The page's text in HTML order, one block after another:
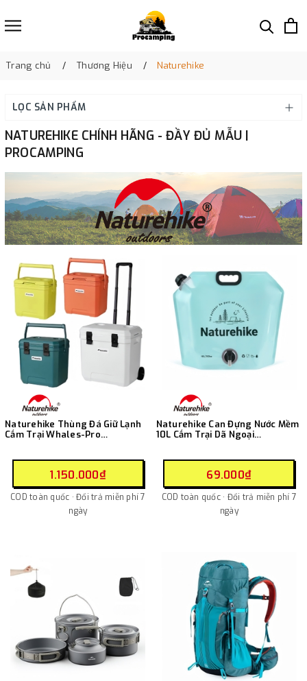
Trang chủ Thương Hiệu Naturehike
LỌC SẢN PHẨM
NATUREHIKE CHÍNH HÃNG - ĐẦY ĐỦ MẪU |
PROCAMPING
Naturehike Thùng Đá Giữ Lạnh
Cắm Trại Whales-Pro
1.150.000₫
COD toàn quốc · Đổi trả miễn phí 7
ngày
Naturehike Can Đựng Nước Mềm
10L Cắm Trại Dã Ngoại
69.000₫
COD toàn quốc · Đổi trả miễn phí 7
ngày